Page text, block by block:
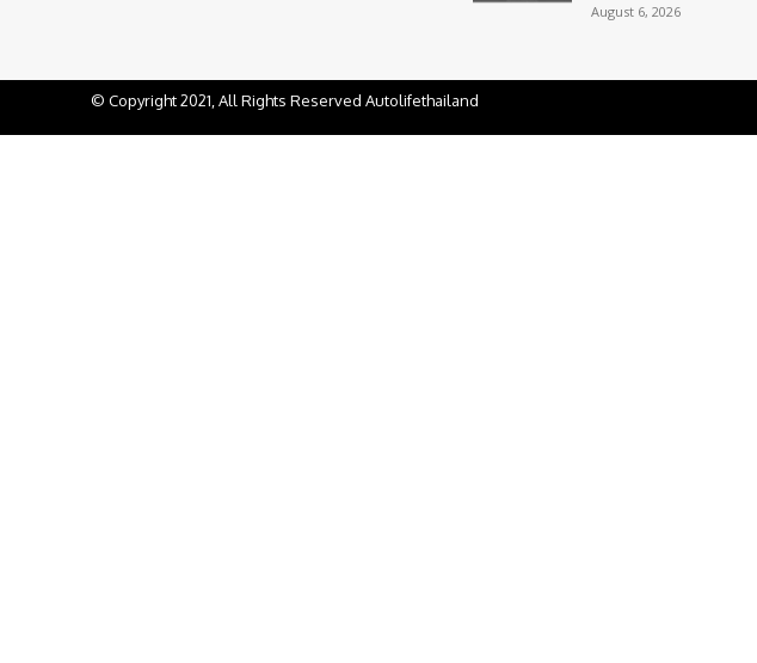
August 6, 2026
© Copyright 2021, All Rights Reserved Autolifethailand